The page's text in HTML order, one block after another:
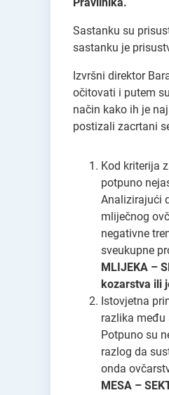
Sastanku su
sastanku je
Izvršni direktor
očitovati i putem
način kako ih je
postizali zacrtani
Kod kriterija
potpuno
Analizirajući
mliječnog
negativne
sveukupne
MLIJEKA –
kozarstva ili
Istovjetna
razlika među
Potpuno su
razlog da
onda
MESA –